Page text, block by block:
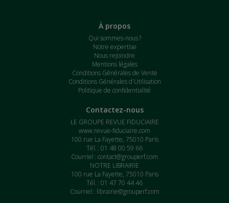
À propos
Qui sommes-nous ?
Notre expertise
Nous rejoindre
Mentions légales
Conditions Générales de Vente
Conditions Générales d'Utilisation
Politique de confidentialité
Contactez-nous
LE GROUPE REVUE FIDUCIAIRE
www.revue-fiduciaire.com
100 rue La Fayette, 75010 Paris
Tél. : 01 48 00 59 66
Courriel : contact@grouperf.com
NOTRE LIBRAIRIE
100 rue La Fayette, 75010 Paris
Tél. : 01 47 70 44 46
Courriel : librairie@grouperf.com